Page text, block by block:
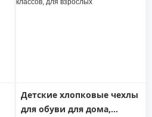
Детские хлопковые чехлы
для обуви для дома,